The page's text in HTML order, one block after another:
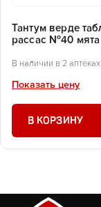
Тантум верде
рассас №40 мята
В наличии в 2 аптеках
Показать цену
В КОРЗИНУ